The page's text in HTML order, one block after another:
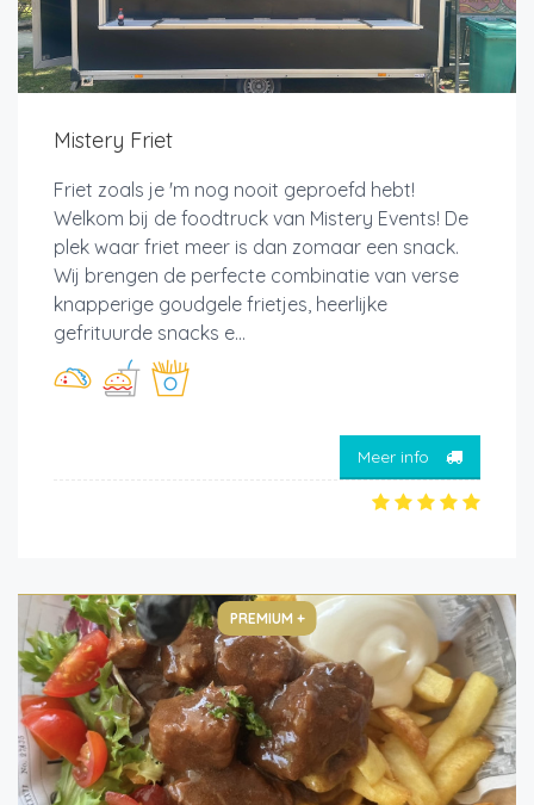
Mistery Friet
Friet zoals je 'm nog nooit geproefd hebt!
Welkom bij de foodtruck van Mistery Events! De
plek waar friet meer is dan zomaar een snack.
Wij brengen de perfecte combinatie van verse
knapperige goudgele frietjes, heerlijke
gefrituurde snacks e...
Meer info
PREMIUM +